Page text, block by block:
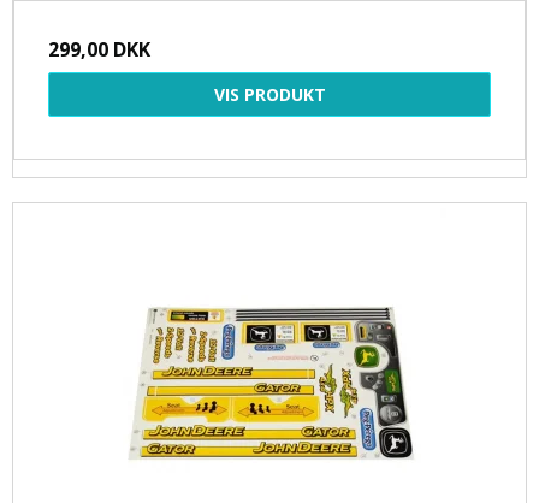
299,00 DKK
VIS PRODUKT